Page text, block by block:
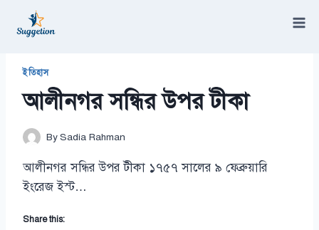
ইতিহাস
আলীনগর সন্ধির উপর টীকা
BySadia Rahman
আলীনগর সন্ধির উপর টীকা ১৭৫৭ সালের ৯ ফেব্রুয়ারি
ইংরেজ ইস্ট…
Share this: